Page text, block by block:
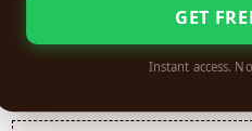
GET
Instant access.